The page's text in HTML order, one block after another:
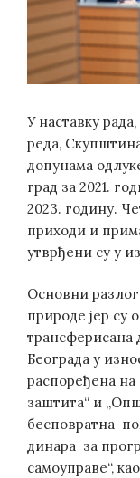
У наставку
реда,
допунама
град за 2021.
2023. годину.
приходи и
утврђени су у
Основни разлог
природе јер су
трансферисана
Београда у
распоређена на
заштита“ и
бесповратна
динара за
самоуправе“,